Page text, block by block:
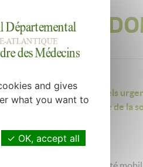
du
mobilisation professionnels
pour Mayotte au titre de la
and gives
what you want to
OK, accept all